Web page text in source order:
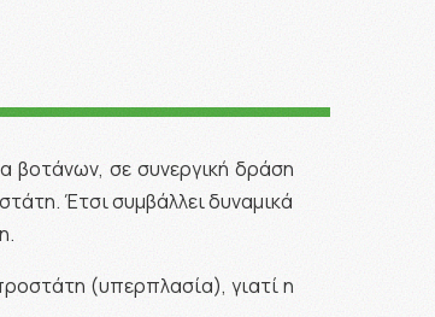
βοτάνων, σε συνεργική δράση
Έτσι συμβάλλει δυναμικά
(υπερπλασία), γιατί η